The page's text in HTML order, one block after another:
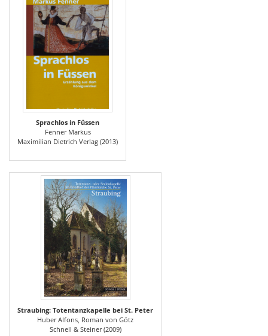
Sprachlos in Füssen
Fenner Markus
Maximilian Dietrich Verlag (2013)
Straubing: Totentanzkapelle bei St. Peter
Huber Alfons, Roman von Götz
Schnell & Steiner (2009)